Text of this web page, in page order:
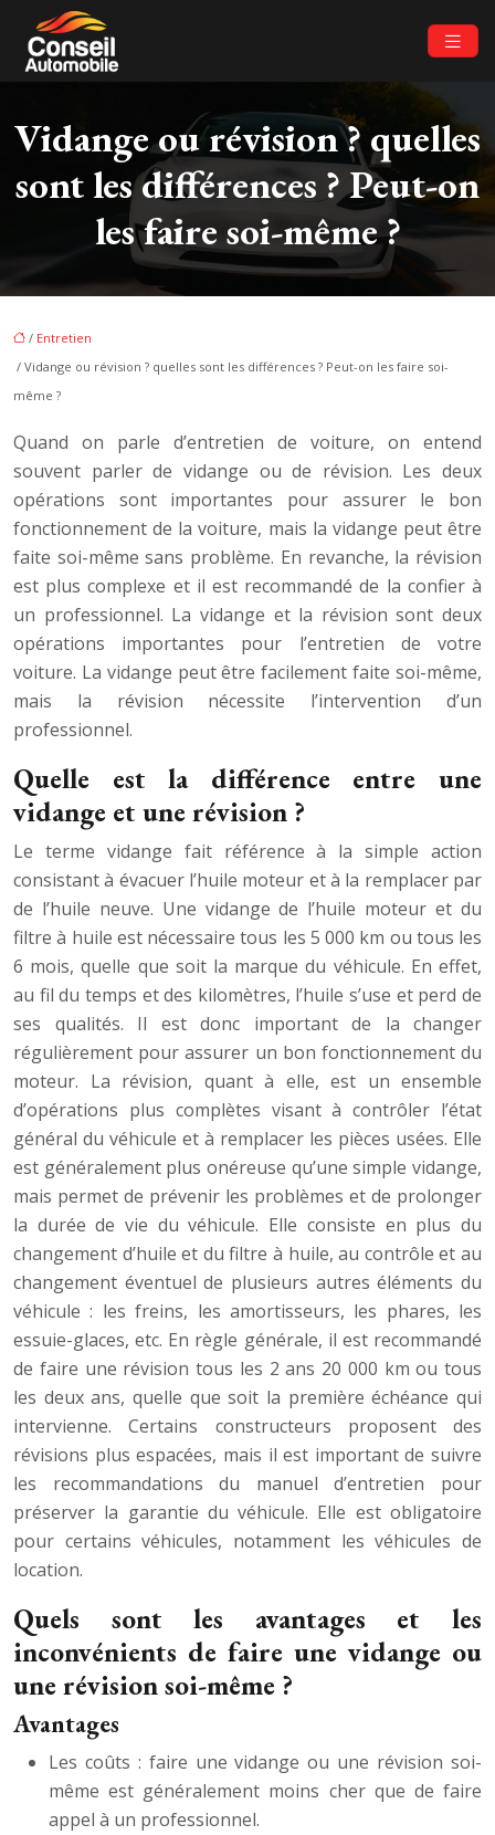
Vidange ou révision ? quelles
sont les différences ? Peut-on
les faire soi-même ?
/ Entretien
/ Vidange ou révision ? quelles sont les différences ? Peut-on les faire soi-
même ?
Quand on parle d’entretien de voiture, on entend
souvent parler de vidange ou de révision. Les deux
opérations sont importantes pour assurer le bon
fonctionnement de la voiture, mais la vidange peut être
faite soi-même sans problème. En revanche, la révision
est plus complexe et il est recommandé de la confier à
un professionnel. La vidange et la révision sont deux
opérations importantes pour l’entretien de votre
voiture. La vidange peut être facilement faite soi-même,
mais la révision nécessite l’intervention d’un
professionnel.
Quelle est la différence entre une
vidange et une révision ?
Le terme vidange fait référence à la simple action
consistant à évacuer l’huile moteur et à la remplacer par
de l’huile neuve. Une vidange de l’huile moteur et du
filtre à huile est nécessaire tous les 5 000 km ou tous les
6 mois, quelle que soit la marque du véhicule. En effet,
au fil du temps et des kilomètres, l’huile s’use et perd de
ses qualités. Il est donc important de la changer
régulièrement pour assurer un bon fonctionnement du
moteur. La révision, quant à elle, est un ensemble
d’opérations plus complètes visant à contrôler l’état
général du véhicule et à remplacer les pièces usées. Elle
est généralement plus onéreuse qu’une simple vidange,
mais permet de prévenir les problèmes et de prolonger
la durée de vie du véhicule. Elle consiste en plus du
changement d’huile et du filtre à huile, au contrôle et au
changement éventuel de plusieurs autres éléments du
véhicule : les freins, les amortisseurs, les phares, les
essuie-glaces, etc. En règle générale, il est recommandé
de faire une révision tous les 2 ans 20 000 km ou tous
les deux ans, quelle que soit la première échéance qui
intervienne. Certains constructeurs proposent des
révisions plus espacées, mais il est important de suivre
les recommandations du manuel d’entretien pour
préserver la garantie du véhicule. Elle est obligatoire
pour certains véhicules, notamment les véhicules de
location.
Quels sont les avantages et les
inconvénients de faire une vidange ou
une révision soi-même ?
Avantages
Les coûts : faire une vidange ou une révision soi-
même est généralement moins cher que de faire
appel à un professionnel.